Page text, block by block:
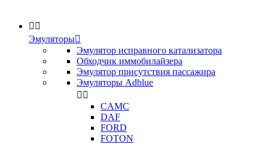
 
Эмуляторы
Эмулятор исправного катализатора
Обходчик иммобилайзера
Эмулятор присутствия пассажира
Эмуляторы Adblue
 
CAMC
DAF
FORD
FOTON